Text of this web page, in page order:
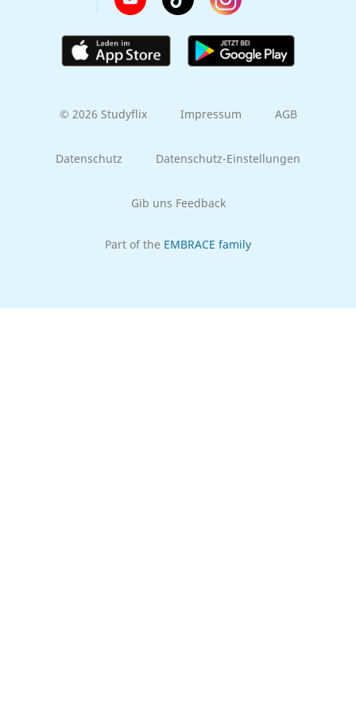
© 2026 Studyflix Impressum AGB
Datenschutz Datenschutz-Einstellungen
Gib uns Feedback
Part of the EMBRACE family